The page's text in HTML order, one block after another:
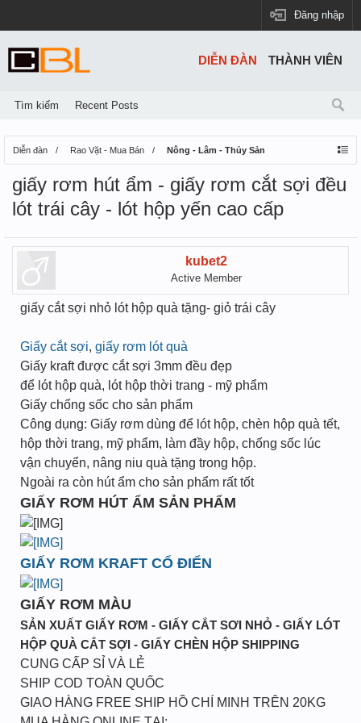
Đăng nhập
Diễn đàn Rao Vặt - Mua Bán Nông - Lâm - Thủy Sản
giấy rơm hút ẩm - giấy rơm cắt sợi đều
lót trái cây - lót hộp yến cao cấp
kubet2
Active Member
giấy cắt sợi nhỏ lót hộp quà tặng- giỏ trái cây
Giấy cắt sợi, giấy rơm lót quà
Giấy kraft được cắt sợi 3mm đều đẹp
để lót hộp quà, lót hộp thời trang - mỹ phẩm
Giấy chống sốc cho sản phẩm
Công dụng: Giấy rơm dùng để lót hộp, chèn hộp quà tết,
hộp thời trang, mỹ phẩm, làm đầy hộp, chống sốc lúc
vận chuyển, nâng niu quà tặng trong hộp.
Ngoài ra còn hút ẩm cho sản phẩm rất tốt
GIẤY RƠM HÚT ẨM SẢN PHẨM
GIẤY RƠM KRAFT CỔ ĐIỂN
GIẤY RƠM MÀU
SẢN XUẤT GIẤY RƠM - GIẤY CẮT SƠI NHỎ - GIẤY LÓT
HỘP QUÀ CẮT SỢI - GIẤY CHÈN HỘP SHIPPING
CUNG CẤP SỈ VÀ LẺ
SHIP COD TOÀN QUỐC
GIAO HÀNG FREE SHIP HỒ CHÍ MINH TRÊN 20KG
DIỄN ĐÀN
Tìm kiếm Recent Posts
THÀNH VIÊN